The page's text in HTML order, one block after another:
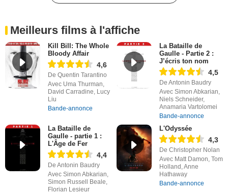
Meilleurs films à l'affiche
Kill Bill: The Whole
Bloody Affair
4,6
De Quentin Tarantino
Avec Uma Thurman,
David Carradine, Lucy
Liu
Bande-annonce
La Bataille de
Gaulle - Partie 2 :
J’écris ton nom
4,5
De Antonin Baudry
Avec Simon Abkarian,
Niels Schneider,
Anamaria Vartolomei
Bande-annonce
La Bataille de
Gaulle - partie 1 :
L'Âge de Fer
4,4
De Antonin Baudry
Avec Simon Abkarian,
Simon Russell Beale,
Florian Lesieur
L'Odyssée
4,3
De Christopher Nolan
Avec Matt Damon, Tom
Holland, Anne
Hathaway
Bande-annonce